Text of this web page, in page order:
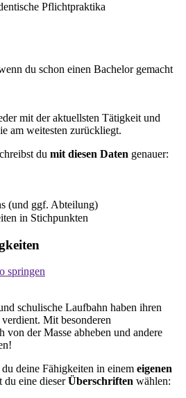
Pflichtpraktika
du schon einen Bachelor gemacht
mit der aktuellsten Tätigkeit und
am weitesten zurückliegt.
du mit diesen Daten genauer:
(und ggf. Abteilung)
in Stichpunkten
springen
schulische Laufbahn haben ihren
Mit besonderen
von der Masse abheben und andere
deine Fähigkeiten in einem eigenen
eine dieserÜberschriften wählen: